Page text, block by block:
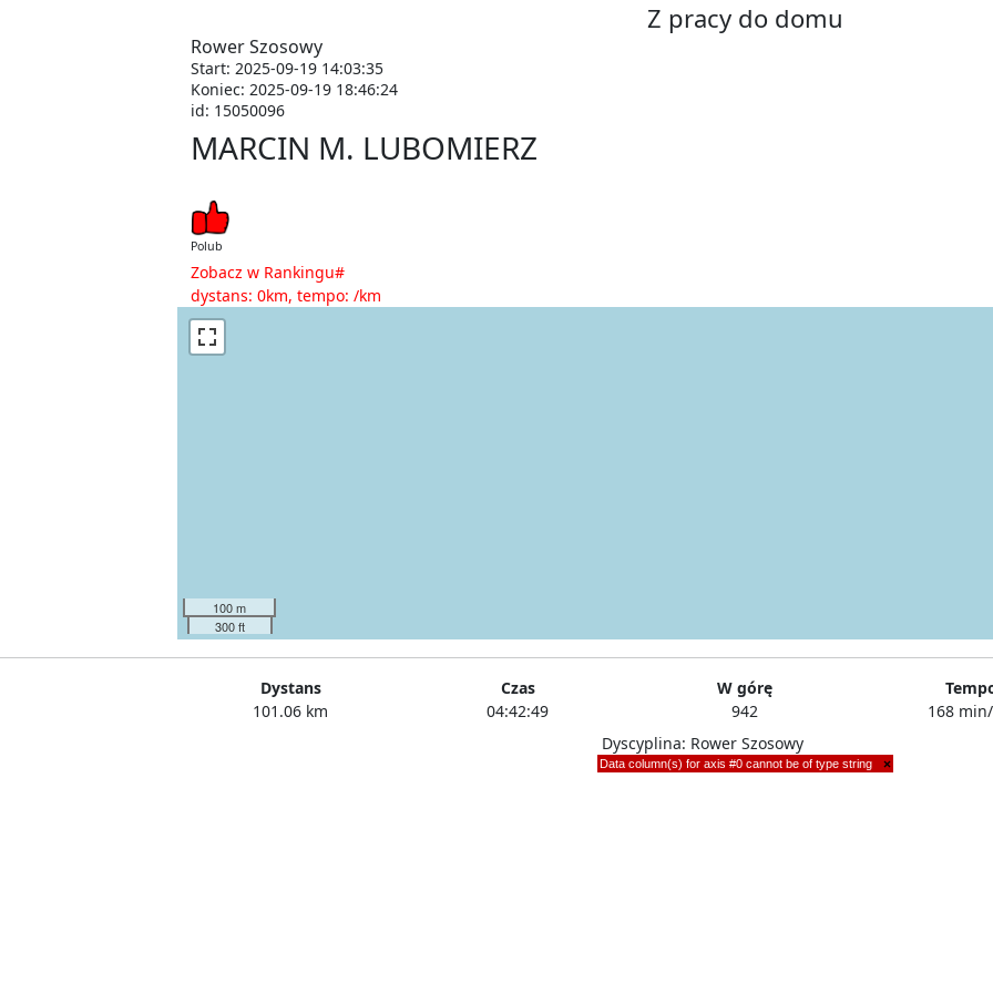
Z pracy do domu
Rower Szosowy
Start: 2025-09-19 14:03:35
Koniec: 2025-09-19 18:46:24
id: 15050096
MARCIN M. LUBOMIERZ
Polub
Zobacz w Rankingu#
dystans: 0km, tempo: /km
100 m
300 ft
Dystans
101.06 km
Czas
04:42:49
W górę
942
168
Dyscyplina: Rower Szosowy
Data column(s) for axis #0 cannot be of type string ×